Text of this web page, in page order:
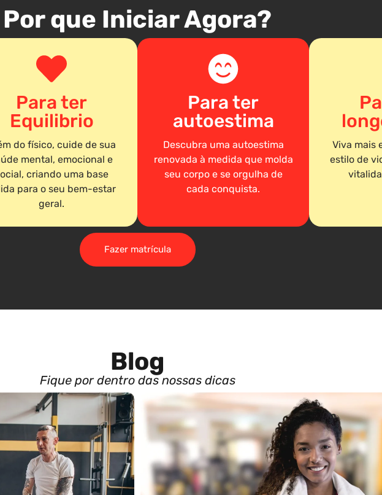
Por que Iniciar Agora?
Para ter
Equilibrio
do físico, cuide de sua
mental, emocional e
criando uma base
para o seu bem-estar
geral.
Para ter
autoestima
Descubra uma autoestima
renovada à medida que molda
seu corpo e se orgulha de
cada conquista.
Viva mais
estilo de
Fazer matrícula
Blog
Fique por dentro das nossas dicas